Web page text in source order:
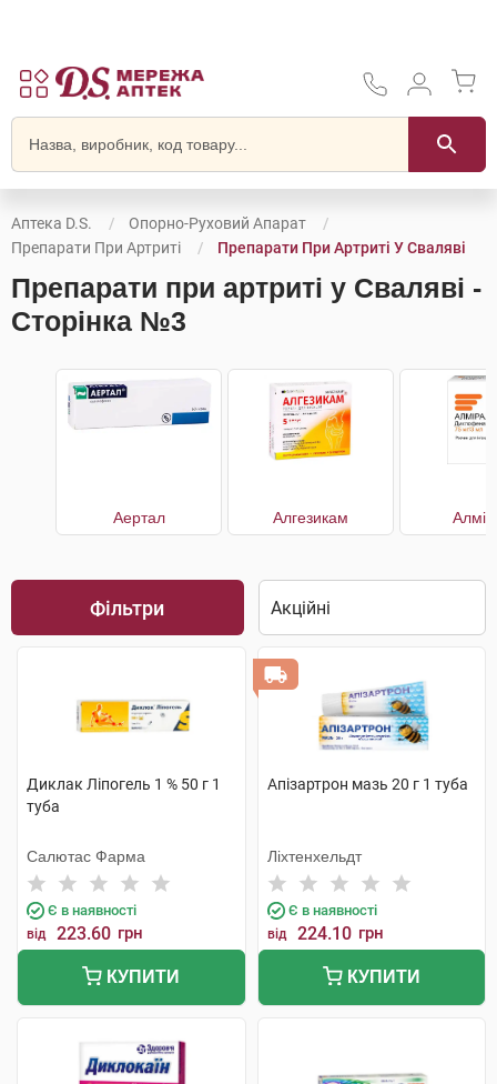
Аптека D.S.
Опорно-Руховий Апарат
Препарати При Артриті
Препарати При Артриті У Сваляві
Препарати при артриті у Сваляві -
Сторінка №3
Аертал Алгезикам
Фільтри
Диклак Ліпогель 1 % 50 г 1
туба
Салютас Фарма
Є в наявності
від 223.60 грн
КУПИТИ
Апізартрон мазь 20 г 1 туба
Ліхтенхельдт
Є в наявності
від 224.10 грн
КУПИТИ